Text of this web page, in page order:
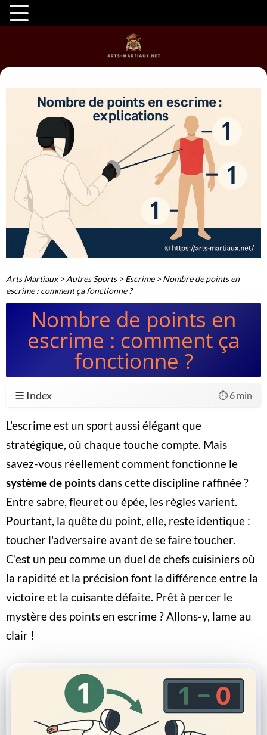
Arts Martiaux >Autres Sports >Escrime >Nombre de points en
escrime : comment ça fonctionne ?
Nombre de points en
escrime : comment ça
fonctionne ?
☰ Index ⏱️ 6 min
L'escrime est un sport aussi élégant que
stratégique, où chaque touche compte. Mais
savez-vous réellement comment fonctionne le
système de pointsdans cette discipline raffinée ?
Entre sabre, fleuret ou épée, les règles varient.
Pourtant, la quête du point, elle, reste identique :
toucher l'adversaire avant de se faire toucher.
C'est un peu comme un duel de chefs cuisiniers où
la rapidité et la précision font la différence entre la
victoire et la cuisante défaite. Prêt à percer le
mystère des points en escrime ? Allons-y, lame au
clair !